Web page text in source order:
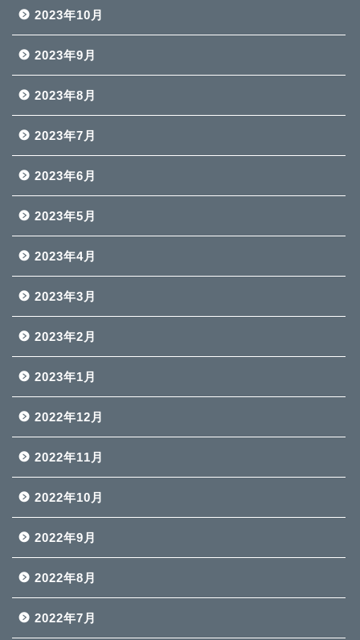
2023年10月
2023年9月
2023年8月
2023年7月
2023年6月
2023年5月
2023年4月
2023年3月
2023年2月
2023年1月
2022年12月
2022年11月
2022年10月
2022年9月
2022年8月
2022年7月